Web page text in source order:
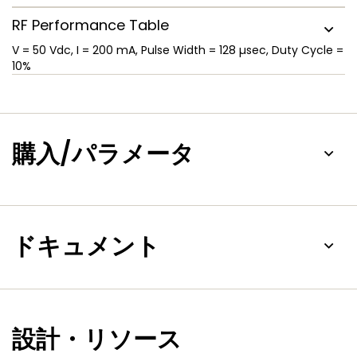
RF Performance Table
V = 50 Vdc, I = 200 mA, Pulse Width = 128 µsec, Duty Cycle =
10%
購入/パラメータ
ドキュメント
設計・リソース